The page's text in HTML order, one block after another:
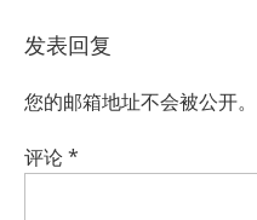
发表回复
您的邮箱地址不会被公开。
评论*